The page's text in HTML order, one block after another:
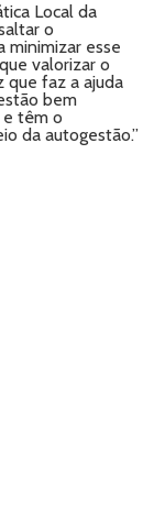
Local da
o
minimizar esse
valorizar o
que faz a ajuda
bem
e têm o
da autogestão.”